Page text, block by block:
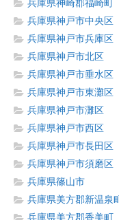
兵庫県神崎郡福崎町
兵庫県神戸市中央区
兵庫県神戸市兵庫区
兵庫県神戸市北区
兵庫県神戸市垂水区
兵庫県神戸市東灘区
兵庫県神戸市灘区
兵庫県神戸市西区
兵庫県神戸市長田区
兵庫県神戸市須磨区
兵庫県篠山市
兵庫県美方郡新温泉町
兵庫県美方郡香美町